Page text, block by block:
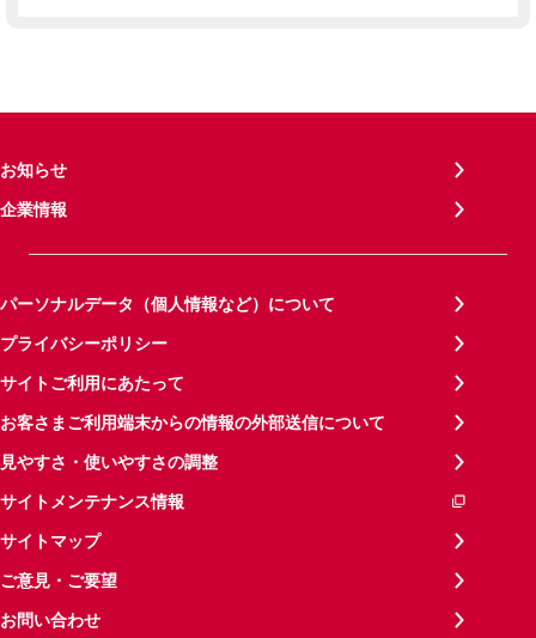
お知らせ
企業情報
パーソナルデータ（個人情報など）について
プライバシーポリシー
サイトご利用にあたって
お客さまご利用端末からの情報の外部送信について
見やすさ・使いやすさの調整
サイトメンテナンス情報
サイトマップ
ご意見・ご要望
お問い合わせ